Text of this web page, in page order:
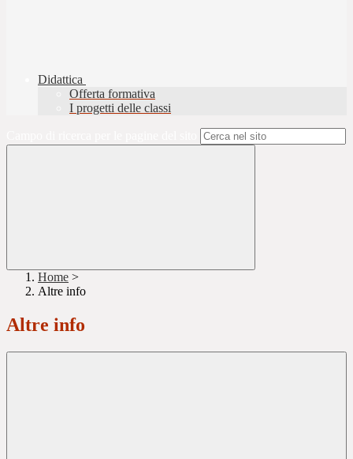
Didattica
Offerta formativa
I progetti delle classi
Home >
Altre info
Altre info